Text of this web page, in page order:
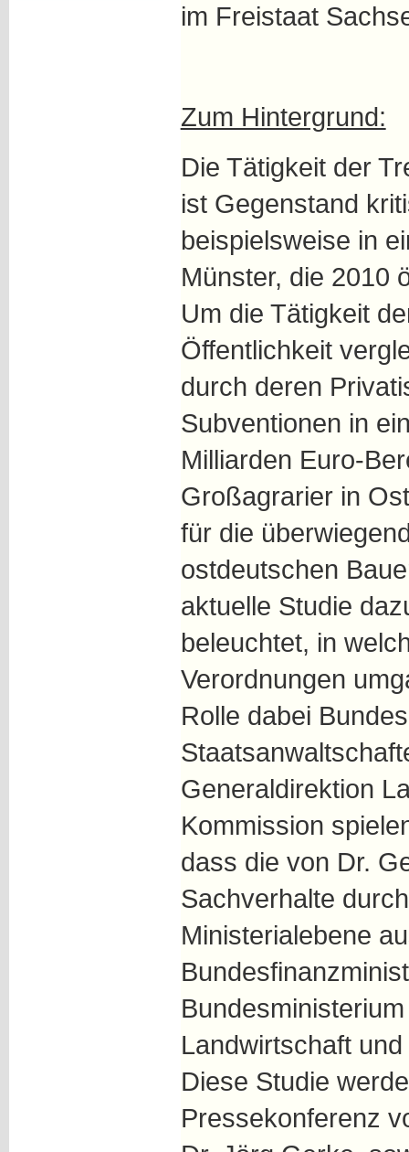
im Freistaat
Zum Hintergrund:
Die Tätigkeit der
ist Gegenstand
beispielsweise in
Münster, die 2010
Um die Tätigkeit
Öffentlichkeit
durch deren
Subventionen in
Milliarden Euro-
Großagrarier in
für die
ostdeutschen
aktuelle Studie
beleuchtet, in
Verordnungen
Rolle dabei
Generaldirektion
Kommission
dass die von Dr.
Sachverhalte
Ministerialebene
Landwirtschaft
Diese Studie
Pressekonferenz